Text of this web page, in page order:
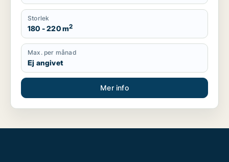
Storlek
180 - 220 m2
Max. per månad
Ej angivet
Mer info